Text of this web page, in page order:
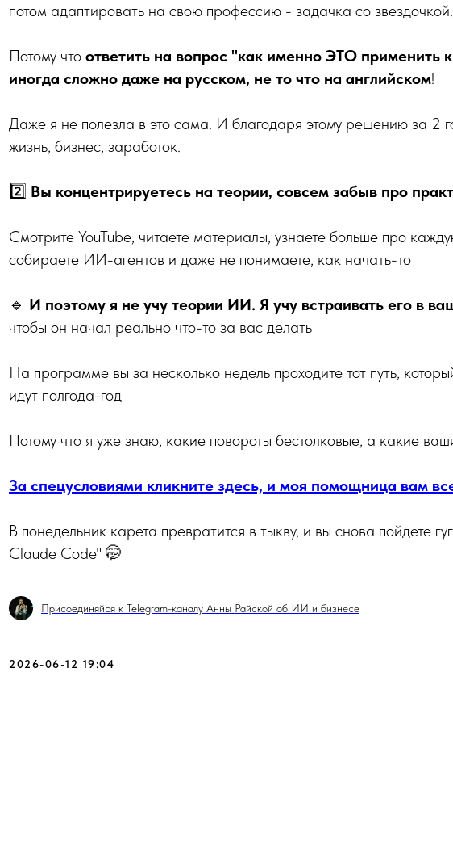
потом адаптировать на свою профессию - задачка со звездочкой.
Потому что ответить на вопрос "как именно ЭТО
иногда сложно даже на русском, не то что на английском!
Даже я не полезла в это сама. И благодаря этому решению за 2
жизнь, бизнес, заработок.
2️⃣ Вы концентрируетесь на теории, совсем забыв про
Смотрите YouTube, читаете материалы, узнаете больше про
собираете ИИ-агентов и даже не понимаете, как начать-то
🔹 И поэтому я не учу теории ИИ. Я учу встраивать его в
чтобы он начал реально что-то за вас делать
На программе вы за несколько недель проходите тот путь,
идут полгода-год
Потому что я уже знаю, какие повороты бестолковые, а какие
За спецусловиями кликните здесь, и моя помощница вам
В понедельник карета превратится в тыкву, и вы снова пойдете
Claude Code" 🤭
Присоединяйся к Telegram-каналу Анны Райской об ИИ и бизнесе
2026-06-12 19:04